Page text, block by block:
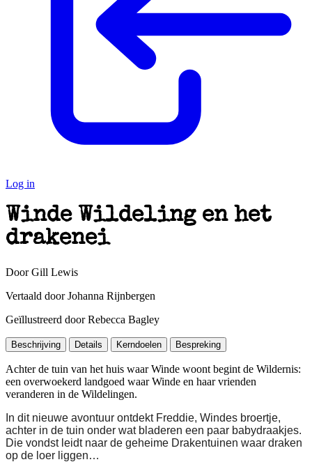
Log in
Winde Wildeling en het
drakenei
Door Gill Lewis
Vertaald door Johanna Rijnbergen
Geïllustreerd door Rebecca Bagley
Beschrijving Details Kerndoelen Bespreking
Achter de tuin van het huis waar Winde woont begint de Wildernis:
een overwoekerd landgoed waar Winde en haar vrienden
veranderen in de Wildelingen.
In dit nieuwe avontuur ontdekt Freddie, Windes broertje,
achter in de tuin onder wat bladeren een paar babydraakjes.
Die vondst leidt naar de geheime Drakentuinen waar draken
op de loer liggen…